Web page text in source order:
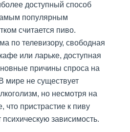
центра
доступный способ
популярным
считается пиво.
по телевизору, свободная
или ларьке, доступная
причины спроса на
мире не существует
но несмотря на
что пристрастие к пиву
зависимость.